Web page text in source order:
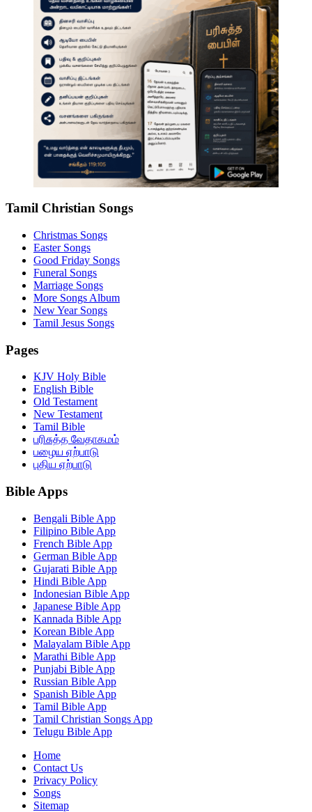
Tamil Christian Songs
Christmas Songs
Easter Songs
Good Friday Songs
Funeral Songs
Marriage Songs
More Songs Album
New Year Songs
Tamil Jesus Songs
Pages
KJV Holy Bible
English Bible
Old Testament
New Testament
Tamil Bible
பரிசுத்த வேதாகமம்
பழைய ஏற்பாடு
புதிய ஏற்பாடு
Bible Apps
Bengali Bible App
Filipino Bible App
French Bible App
German Bible App
Gujarati Bible App
Hindi Bible App
Indonesian Bible App
Japanese Bible App
Kannada Bible App
Korean Bible App
Malayalam Bible App
Marathi Bible App
Punjabi Bible App
Russian Bible App
Spanish Bible App
Tamil Bible App
Tamil Christian Songs App
Telugu Bible App
Home
Contact Us
Privacy Policy
Songs
Sitemap